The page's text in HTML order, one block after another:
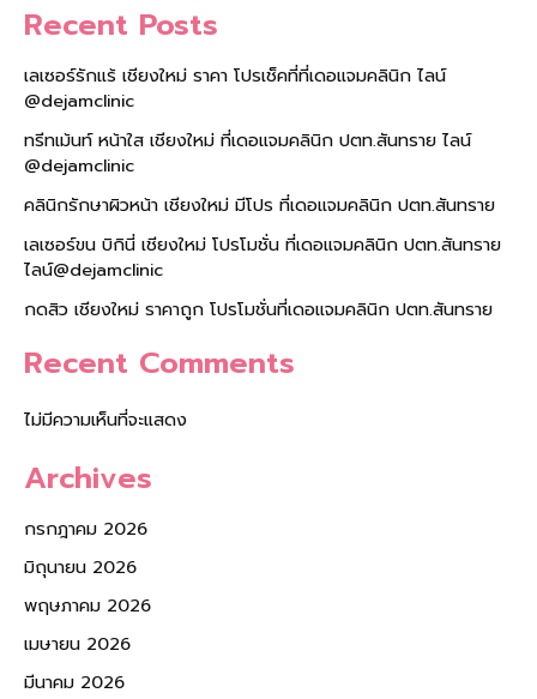
Recent Posts
เลเซอร์รักแร้ เชียงใหม่ ราคา โปรเช็คที่ที่เดอแจมคลินิก ไลน์
@dejamclinic
ทรีทเม้นท์ หน้าใส เชียงใหม่ ที่เดอแจมคลินิก ปตท.สันทราย ไลน์
@dejamclinic
คลินิกรักษาผิวหน้า เชียงใหม่ มีโปร ที่เดอแจมคลินิก ปตท.สันทราย
เลเซอร์ขน บิกินี่ เชียงใหม่ โปรโมชั่น ที่เดอแจมคลินิก ปตท.สันทราย
ไลน์@dejamclinic
กดสิว เชียงใหม่ ราคาถูก โปรโมชั่นที่เดอแจมคลินิก ปตท.สันทราย
Recent Comments
ไม่มีความเห็นที่จะแสดง
Archives
กรกฎาคม 2026
มิถุนายน 2026
พฤษภาคม 2026
เมษายน 2026
มีนาคม 2026